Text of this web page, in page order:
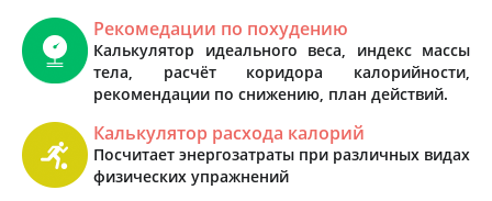
Рекомедации по похудению
Калькулятор идеального веса, индекс массы
тела, расчёт коридора калорийности,
рекомендации по снижению, план действий.
Калькулятор расхода калорий
Посчитает энергозатраты при различных видах
физических упражнений